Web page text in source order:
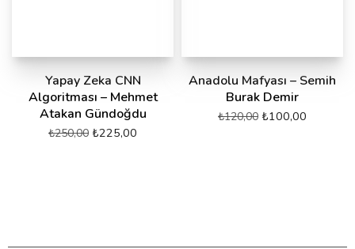
Yapay Zeka CNN
Algoritması – Mehmet
Atakan Gündoğdu
₺250,00 ₺225,00
Anadolu Mafyası – Semih
Burak Demir
₺120,00 ₺100,00